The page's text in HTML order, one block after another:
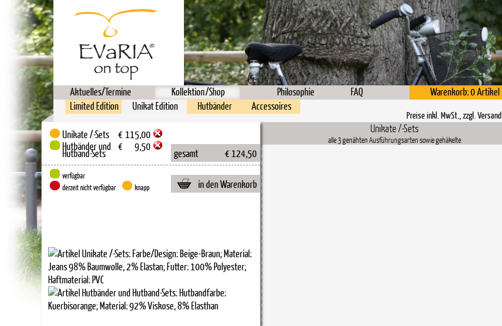
Aktuelles/Termine Kollektion/Shop Philosophie FAQ
Warenkorb: 0 Artikel
Limited Edition
Unikat Edition Hutbänder Accessoires
Unikate /-Sets € 115,00
Hutbänder und
Hutband-Sets
€ 9,50
gesamt € 124,50
verfügbar
derzeit nicht verfügbar
knapp in den Warenkorb
Preise inkl. MwSt., zzgl. Versand
Unikate /-Sets
alle 3 genähten Ausführungsarten sowie gehäkelte